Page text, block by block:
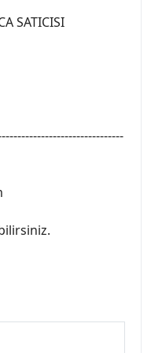
SATICISI